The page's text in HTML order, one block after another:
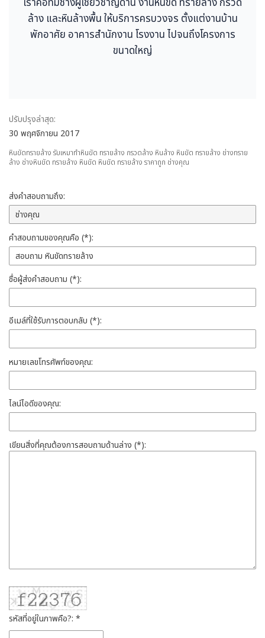
ล้าง และหินล้างพื้น ให้บริการครบวงจร ตั้งแต่งานบ้าน
พักอาศัย อาคารสำนักงาน โรงงาน ไปจนถึงโครงการ
ขนาดใหญ่
ปรับปรุงล่าสุด:
30 พฤศจิกายน 2017
หินขัดทรายล้าง รับเหมาทำหินขัด ทรายล้าง กรวดล้าง หินล้าง หินขัด ทรายล้าง ช่างทราย
ล้าง ช่างหินขัด ทรายล้าง หินขัด หินขัด ทรายล้าง ราคาถูก ช่างคุณ
ส่งคำสอบถามถึง:
คำสอบถามของคุณคือ (*):
ชื่อผู้ส่งคำสอบถาม (*):
อีเมล์ที่ใช้รับการตอบกลับ (*):
หมายเลขโทรศัพท์ของคุณ:
ไลน์ไอดีของคุณ:
เขียนสิ่งที่คุณต้องการสอบถามด้านล่าง (*):
รหัสที่อยู่ในภาพคือ?: *